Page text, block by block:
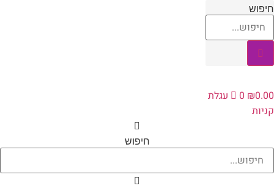
₪
0
עגלת
חיפוש